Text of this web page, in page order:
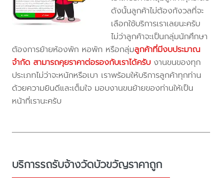
ดังนั้นลูกค้าไม่ต้องกังวลที่จะ
เลือกใช้บริการเราเลยนะครับ
ไม่ว่าลูกค้าจะเป็นกลุ่มนักศึกษา
ต้องการย้ายห้องพัก หอพัก หรือกลุ่มลูกค้าที่มีงบประมาณ
จำกัด สามารถคุยราคาต่อรองกับเราได้ครับ งานขนของทุก
ประเภทไม่ว่าจะหนักหรือเบา เราพร้อมให้บริการลูกค้าทุกท่าน
ด้วยความยินดีและเต็มใจ มอบงานขนย้ายของท่านให้เป็น
หน้าที่เรานะครับ
บริการรถรับจ้างวัดบัวขวัญราคาถูก